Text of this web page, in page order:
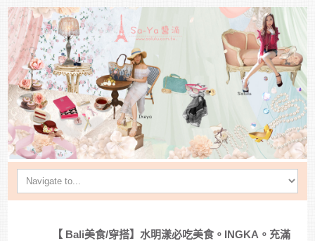
【 Bali美食/穿搭】水明漾必吃美食。INGKA。充滿